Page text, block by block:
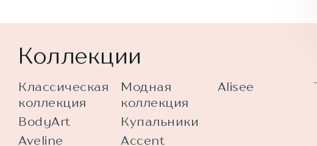
Коллекции
Классическая
коллекция
BodyArt
Aveline
Модная
коллекция
Купальники
Accent
Alisee